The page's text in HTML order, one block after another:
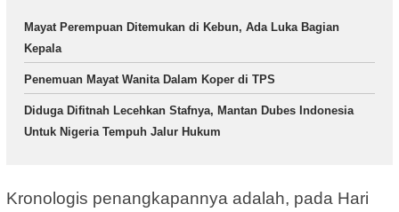
Mayat Perempuan Ditemukan di Kebun, Ada Luka Bagian
Kepala
Penemuan Mayat Wanita Dalam Koper di TPS
Diduga Difitnah Lecehkan Stafnya, Mantan Dubes Indonesia
Untuk Nigeria Tempuh Jalur Hukum
Kronologis penangkapannya adalah, pada Hari